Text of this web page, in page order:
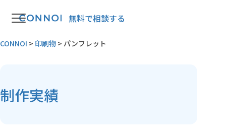
無料で相談する
CONNOI > 印刷物 > パンフレット
制作実績